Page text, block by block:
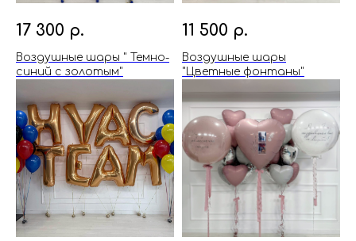
17 300 р.
Воздушные шары " Темно-
синий с золотым"
11 500 р.
Воздушные шары
"Цветные фонтаны"